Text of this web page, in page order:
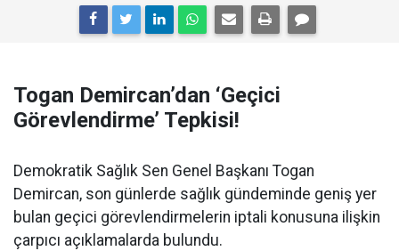
Togan Demircan’dan ‘Geçici
Görevlendirme’ Tepkisi!
Demokratik Sağlık Sen Genel Başkanı Togan
Demircan, son günlerde sağlık gündeminde geniş yer
bulan geçici görevlendirmelerin iptali konusuna ilişkin
çarpıcı açıklamalarda bulundu.